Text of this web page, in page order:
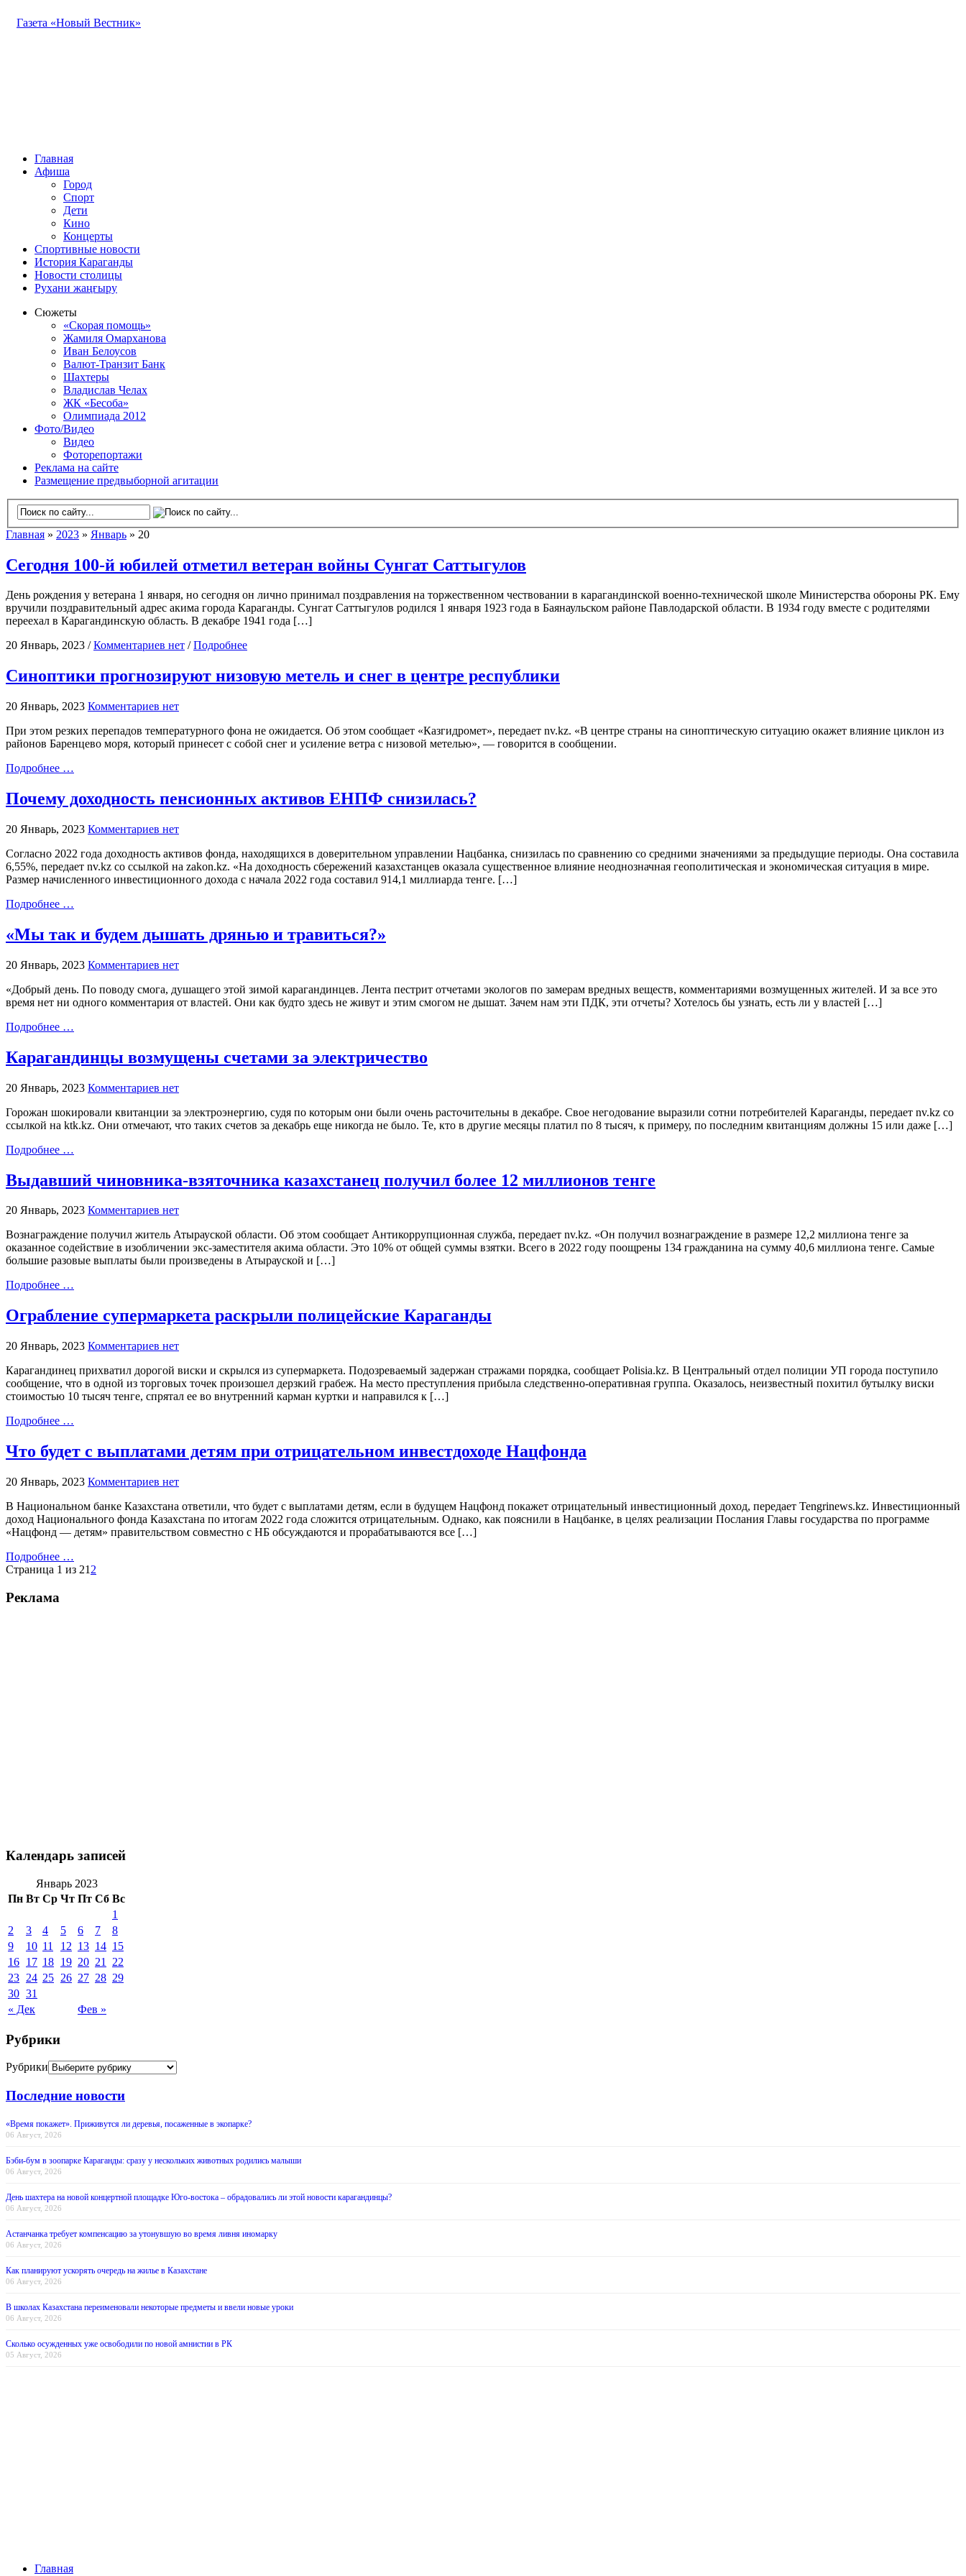
Газета «Новый Вестник»
Главная
Афиша
Город
Спорт
Дети
Кино
Концерты
Спортивные новости
История Караганды
Новости столицы
Рухани жаңғыру
Сюжеты
«Скорая помощь»
Жамиля Омарханова
Иван Белоусов
Валют-Транзит Банк
Шахтеры
Владислав Челах
ЖК «Бесоба»
Олимпиада 2012
Фото/Видео
Видео
Фоторепортажи
Реклама на сайте
Размещение предвыборной агитации
Главная » 2023 » Январь » 20
Сегодня 100-й юбилей отметил ветеран войны Сунгат Саттыгулов
День рождения у ветерана 1 января, но сегодня он лично принимал поздравления на торжественном чествовании в карагандинской военно-технической школе Министерства обороны РК. Ему
вручили поздравительный адрес акима города Караганды. Сунгат Саттыгулов родился 1 января 1923 года в Баянаульском районе Павлодарской области. В 1934 году вместе с родителями
переехал в Карагандинскую область. В декабре 1941 года […]
20 Январь, 2023 /Комментариев нет /Подробнее
Синоптики прогнозируют низовую метель и снег в центре республики
20 Январь, 2023 Комментариев нет
При этом резких перепадов температурного фона не ожидается. Об этом сообщает «Казгидромет», передает nv.kz. «В центре страны на синоптическую ситуацию окажет влияние циклон из
районов Баренцево моря, который принесет с собой снег и усиление ветра с низовой метелью», — говорится в сообщении.
Подробнее …
Почему доходность пенсионных активов ЕНПФ снизилась?
20 Январь, 2023 Комментариев нет
Согласно 2022 года доходность активов фонда, находящихся в доверительном управлении Нацбанка, снизилась по сравнению со средними значениями за предыдущие периоды. Она составила
6,55%, передает nv.kz со ссылкой на zakon.kz. «На доходность сбережений казахстанцев оказала существенное влияние неоднозначная геополитическая и экономическая ситуация в мире.
Размер начисленного инвестиционного дохода с начала 2022 года составил 914,1 миллиарда тенге. […]
Подробнее …
«Мы так и будем дышать дрянью и травиться?»
20 Январь, 2023 Комментариев нет
«Добрый день. По поводу смога, душащего этой зимой карагандинцев. Лента пестрит отчетами экологов по замерам вредных веществ, комментариями возмущенных жителей. И за все это
время нет ни одного комментария от властей. Они как будто здесь не живут и этим смогом не дышат. Зачем нам эти ПДК, эти отчеты? Хотелось бы узнать, есть ли у властей […]
Подробнее …
Карагандинцы возмущены счетами за электричество
20 Январь, 2023 Комментариев нет
Горожан шокировали квитанции за электроэнергию, судя по которым они были очень расточительны в декабре. Свое негодование выразили сотни потребителей Караганды, передает nv.kz со
ссылкой на ktk.kz. Они отмечают, что таких счетов за декабрь еще никогда не было. Те, кто в другие месяцы платил по 8 тысяч, к примеру, по последним квитанциям должны 15 или даже […]
Подробнее …
Выдавший чиновника-взяточника казахстанец получил более 12 миллионов тенге
20 Январь, 2023 Комментариев нет
Вознаграждение получил житель Атырауской области. Об этом сообщает Антикоррупционная служба, передает nv.kz. «Он получил вознаграждение в размере 12,2 миллиона тенге за
оказанное содействие в изобличении экс-заместителя акима области. Это 10% от общей суммы взятки. Всего в 2022 году поощрены 134 гражданина на сумму 40,6 миллиона тенге. Самые
большие разовые выплаты были произведены в Атырауской и […]
Подробнее …
Ограбление супермаркета раскрыли полицейские Караганды
20 Январь, 2023 Комментариев нет
Карагандинец прихватил дорогой виски и скрылся из супермаркета. Подозреваемый задержан стражами порядка, сообщает Polisia.kz. В Центральный отдел полиции УП города поступило
сообщение, что в одной из торговых точек произошел дерзкий грабеж. На место преступления прибыла следственно-оперативная группа. Оказалось, неизвестный похитил бутылку виски
стоимостью 10 тысяч тенге, спрятал ее во внутренний карман куртки и направился к […]
Подробнее …
Что будет с выплатами детям при отрицательном инвестдоходе Нацфонда
20 Январь, 2023 Комментариев нет
В Национальном банке Казахстана ответили, что будет с выплатами детям, если в будущем Нацфонд покажет отрицательный инвестиционный доход, передает Tengrinews.kz. Инвестиционный
доход Национального фонда Казахстана по итогам 2022 года сложится отрицательным. Однако, как пояснили в Нацбанке, в целях реализации Послания Главы государства по программе
«Нацфонд — детям» правительством совместно с НБ обсуждаются и прорабатываются все […]
Подробнее …
Страница 1 из 21 2
Реклама
Календарь записей
Январь 2023
Пн Вт Ср Чт Пт Сб Вс
« Дек Фев »
1
2
3 4 5 6 7
8
9
10 11 12 13 14 15
16 17 18 19 20 21
22
23 24 25 26 27 28 29
30 31
Рубрики
Рубрики
Последние новости
«Время покажет». Приживутся ли деревья, посаженные в экопарке?
06 Август, 2026
Бэби-бум в зоопарке Караганды: сразу у нескольких животных родились малыши
06 Август, 2026
День шахтера на новой концертной площадке Юго-востока – обрадовались ли этой новости карагандинцы?
06 Август, 2026
Астанчанка требует компенсацию за утонувшую во время ливня иномарку
06 Август, 2026
Как планируют ускорять очередь на жилье в Казахстане
06 Август, 2026
В школах Казахстана переименовали некоторые предметы и ввели новые уроки
06 Август, 2026
Сколько осужденных уже освободили по новой амнистии в РК
05 Август, 2026
Главная